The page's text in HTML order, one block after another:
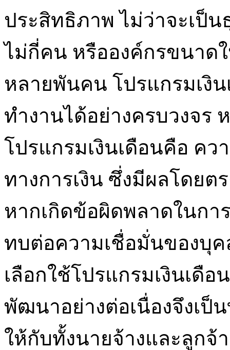
ประสิทธิภาพ ไม่ว่าจะเป็
ไม่กี่คน หรือองค์กรขนาด
หลายพันคน โปรแกรมเงิ
ทำงานได้อย่างครบวงจร
โปรแกรมเงินเดือนคือ ค
ทางการเงิน ซึ่งมีผลโดย
หากเกิดข้อผิดพลาดในกา
ทบต่อความเชื่อมั่นของบุค
เลือกใช้โปรแกรมเงินเดื
พัฒนาอย่างต่อเนื่องจึงเป็
ให้กับทั้งนายจ้างและลูกจ้